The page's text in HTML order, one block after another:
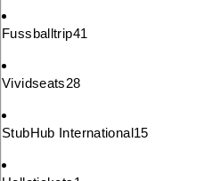
Fussballtrip41
Vividseats28
StubHub International15